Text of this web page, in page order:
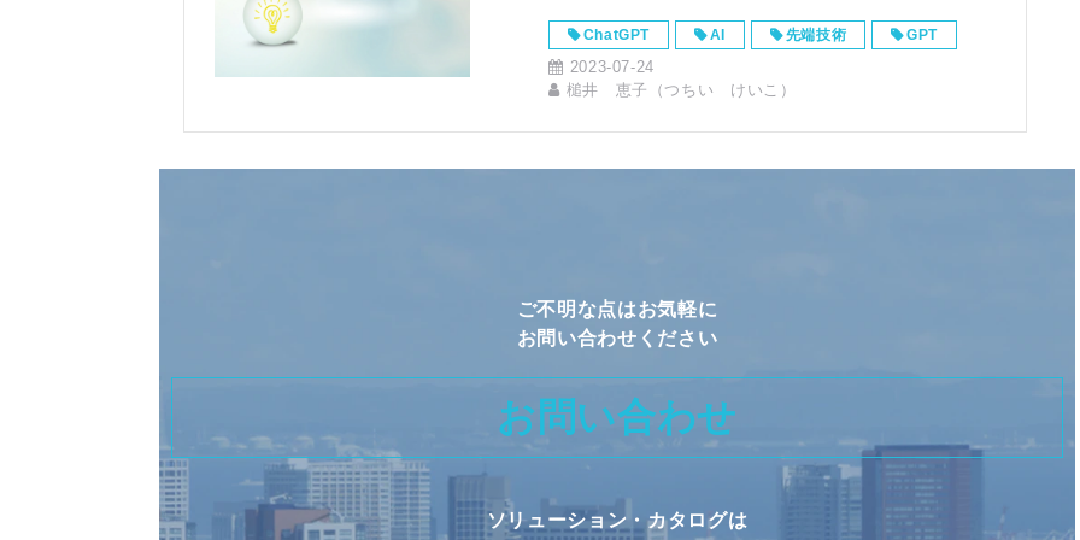
ChatGPT AI 先端技術 GPT
2023-07-24
槌井 恵子（つちい けいこ）
ご不明な点はお気軽に
お問い合わせください
お問い合わせ
ソリューション・カタログは